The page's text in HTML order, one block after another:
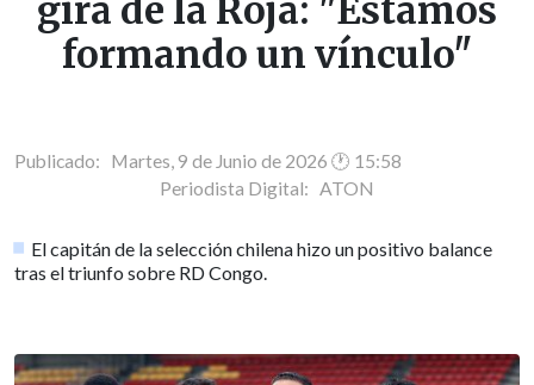
gira de la Roja: "Estamos
formando un vínculo"
Publicado: Martes, 9 de Junio de 2026 🕐 15:58
Periodista Digital: ATON
El capitán de la selección chilena hizo un positivo balance
tras el triunfo sobre RD Congo.